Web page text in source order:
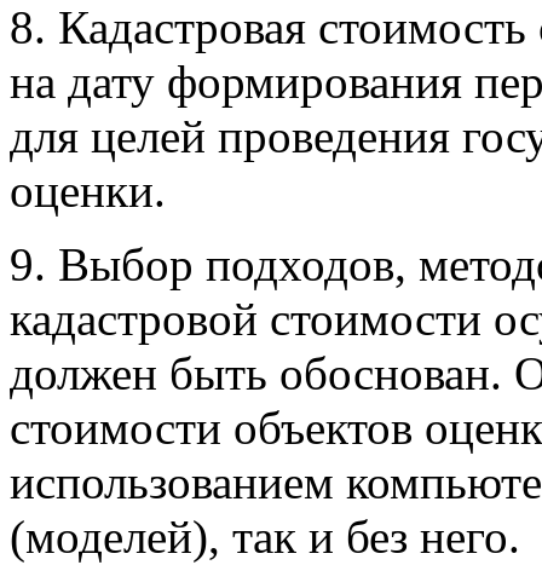
8. Кадастровая
на дату формирования
для целей проведения
оценки.
9. Выбор подходов,
кадастровой стоимости
должен быть обоснован.
стоимости объектов
использованием
(моделей), так и без него.